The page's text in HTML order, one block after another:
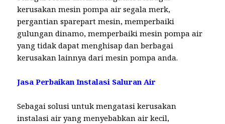
kerusakan mesin pompa air segala merk,
pergantian sparepart mesin, memperbaiki
gulungan dinamo, memperbaiki mesin pompa air
yang tidak dapat menghisap dan berbagai
kerusakan lainnya dari mesin pompa anda.
Jasa Perbaikan Instalasi Saluran Air
Sebagai solusi untuk mengatasi kerusakan
instalasi air yang menyebabkan air kecil,